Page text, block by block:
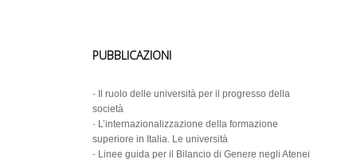
PUBBLICAZIONI
-
Il ruolo delle università per il progresso della
società
- L’internazionalizzazione della formazione
superiore in Italia. Le università
- Linee guida per il Bilancio di Genere negli Atenei